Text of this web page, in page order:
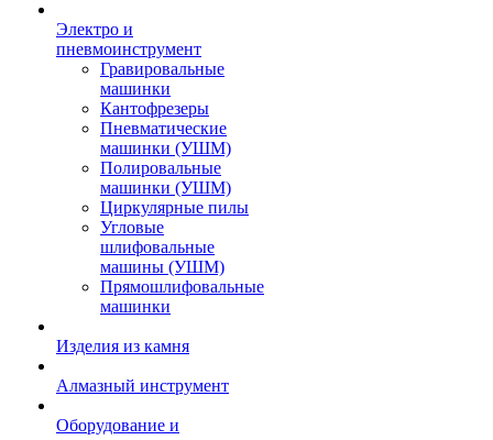
Электро и
пневмоинструмент
Гравировальные
машинки
Кантофрезеры
Пневматические
машинки (УШМ)
Полировальные
машинки (УШМ)
Циркулярные пилы
Угловые
шлифовальные
машины (УШМ)
Прямошлифовальные
машинки
Изделия из камня
Алмазный инструмент
Оборудование и